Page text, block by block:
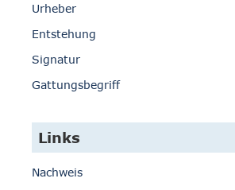
Urheber
Entstehung
Signatur
Gattungsbegriff
Links
Nachweis